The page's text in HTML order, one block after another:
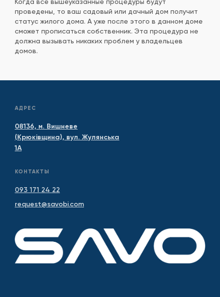
проведены, то ваш садовый или дачный дом получит
статус жилого дома. А уже после этого в данном доме
сможет прописаться собственник. Эта процедура не
должна вызывать никаких проблем у владельцев
домов.
АДРЕС
08136, м. Вишневе
(Крюківщина), вул. Жулянська
1А
КОНТАКТЫ
093 171 24 22
request@savobi.com